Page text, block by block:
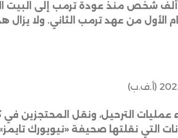
الأرقام إلى أن أجهزة تنفيذ قوانين الهجرة والجمارك رحّلت ما لا يقل عن 180 ألف شخص منذ عودة
ترحيل أكثر من 400 ألف شخص خلال العام الأول من عهد ترمب الثاني. ولا يزال
12 طائرة مستأجرة، يومياً، لإجراء عمليات الترحيل، ونقل المحتجزين
التي نقلتها صحيفة «نيويورك